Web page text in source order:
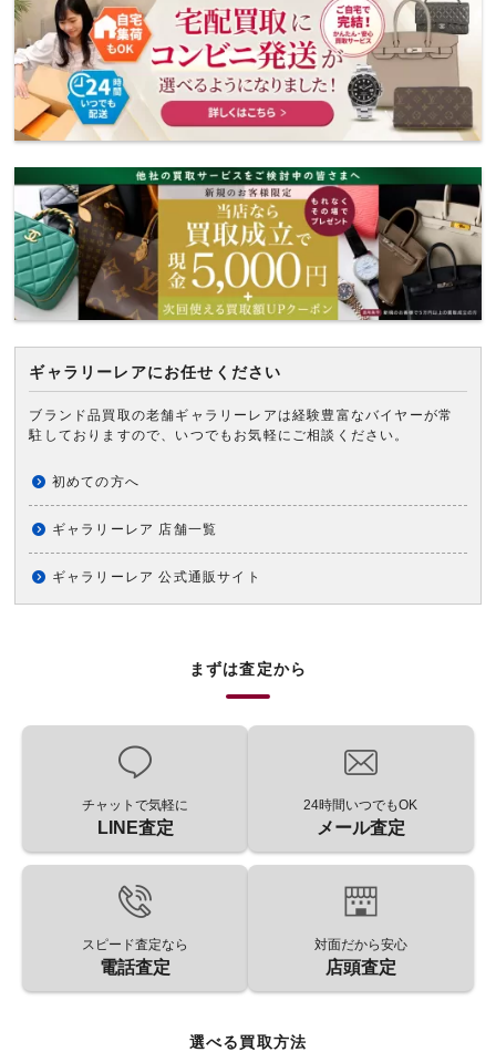
ギャラリーレアにお任せください
ブランド品買取の老舗ギャラリーレアは経験豊富なバイヤーが常
駐しておりますので、いつでもお気軽にご相談ください。
初めての方へ
ギャラリーレア 店舗一覧
ギャラリーレア 公式通販サイト
まずは査定から
チャットで気軽に
LINE査定
24時間いつでもOK
メール査定
スピード査定なら
電話査定
対面だから安心
店頭査定
選べる買取方法